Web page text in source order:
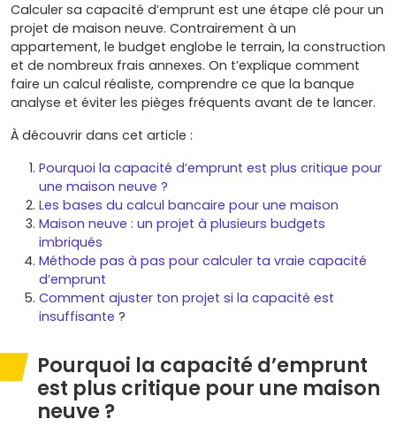
Calculer sa capacité d’emprunt est une étape clé pour un
projet de maison neuve. Contrairement à un
appartement, le budget englobe le terrain, la construction
et de nombreux frais annexes. On t’explique comment
faire un calcul réaliste, comprendre ce que la banque
analyse et éviter les pièges fréquents avant de te lancer.
À découvrir dans cet article :
Pourquoi la capacité d’emprunt est plus critique pour
une maison neuve ?
Les bases du calcul bancaire pour une maison
Maison neuve : un projet à plusieurs budgets
imbriqués
Méthode pas à pas pour calculer ta vraie capacité
d’emprunt
Comment ajuster ton projet si la capacité est
insuffisante ?
Pourquoi la capacité d’emprunt
est plus critique pour une maison
neuve ?